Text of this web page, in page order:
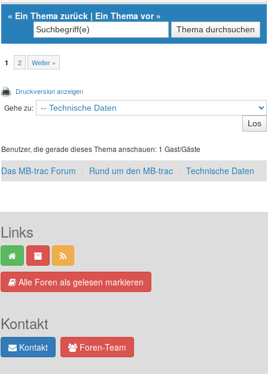
« Ein Thema zurück | Ein Thema vor»
1 2 Weiter »
Druckversion anzeigen
Gehe zu:
Benutzer, die gerade dieses Thema anschauen: 1 Gast/Gäste
Das MB-trac Forum Rund um den MB-trac Technische Daten
Links
Alle Foren als gelesen markieren
Kontakt
Kontakt Foren-Team